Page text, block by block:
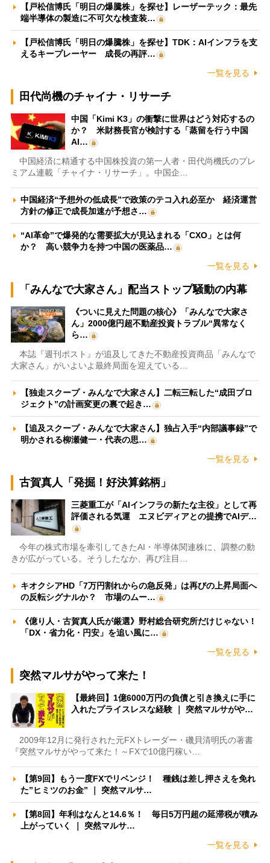
【戸松信博氏「明日の爆騰株」を探せ】レーザーテック：最先
端半導体の製造に不可欠な検査装…
【戸松信博氏「明日の爆騰株」を探せ】TDK：AIインフラを支
えるキープレーヤー 成長の再評…
一覧を見る
田代尚機のチャイナ・リサーチ
中国「Kimi K3」の衝撃に世界はどう対応するの
か？ 米財務長官が検討する「蒸留を行う中国
AI…
中国経済に精通する中国株投資の第一人者・田代尚機氏のプレ
ミアム連載「チャイナ・リサーチ」。中国企…
中国経済“予想外の低成長”で政策のテコ入れ必至か 経済運営
方針の修正で成長加速が予想さ…
“AI革命”で爆発的な需要拡大が見込まれる「CXO」とは何
か？ 高い競争力を持つ中国の医薬品…
一覧を見る
「みんなで大家さん」配当ストップ騒動の内幕
《ついに見えた問題の核心》「みんなで大家さ
ん」2000億円超不動産投資トラブル“異常なく
ら…
本誌『週刊ポスト』が追及してきた不動産投資商品「みんなで
大家さん」がいよいよ最終局面を迎えている…
【独走スクープ・みんなで大家さん】二転三転した“成田プロ
ジェクト”の計画変更の裏で起き…
【追及スクープ・みんなで大家さん】独占入手“内部議事録”で
明かされる柳瀬健一・代表の思…
一覧を見る
古賀真人「発掘！好決算銘柄」
三菱重工が「AIインフラの新たな主役」として再
評価される気運 エヌビディアとの提携でAIデ…
今年の株式市場を牽引してきたAI・半導体関連株に、調整の動
きが広がっている。そうしたなか、再び注目…
キオクシアHD「7万円割れからの急反発」は再びの上昇局面へ
の反転シグナルか？ 市場のムー…
《億り人・古賀真人氏が厳選》野村総合研究所だけじゃない！
「DX・省力化・円安」を追い風に…
一覧を見る
突然マルサがやって来た！
【最終回】1億6000万円の負債と引き換えに手に
入れたプライスレスな経験 ｜ 突然マルサがや…
2009年12月に発行された元FXトレーダー・磯貝清明氏の著書
『突然マルサがやって来た！～FXで10億円稼い…
【第9回】もう一度FXでリベンジ！ 種銭は差し押さえを免れ
た”ヒミツのお金” ｜ 突然マルサ…
【第8回】年利はなんと14.6％！ 毎日5万円超の延滞税が積み
上がっていく ｜ 突然マルサ…
一覧を見る